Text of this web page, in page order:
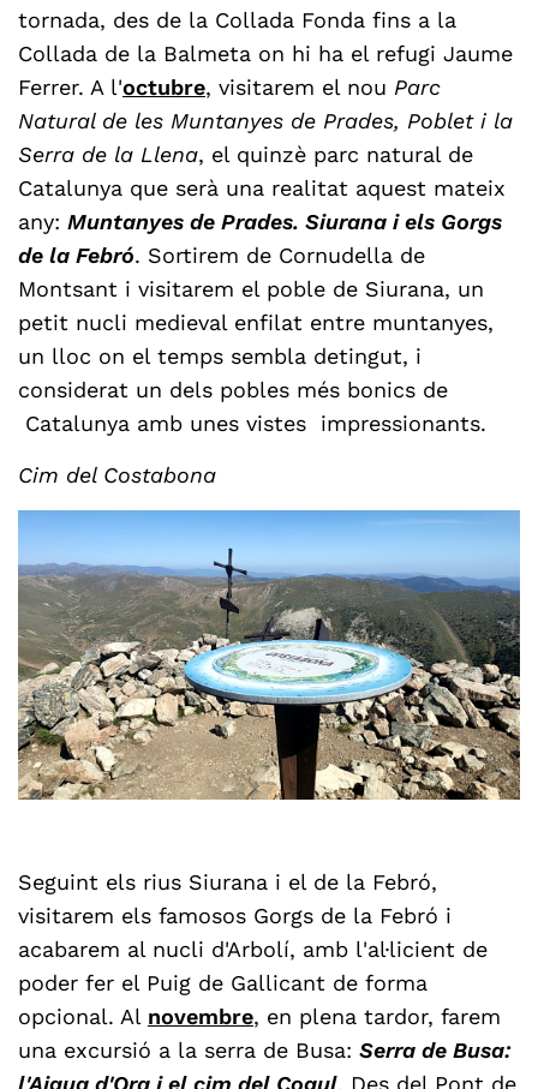
tornada, des de la Collada Fonda fins a la
Collada de la Balmeta on hi ha el refugi Jaume
Ferrer. A l'octubre, visitarem el nou Parc
Natural de les Muntanyes de Prades, Poblet i la
Serra de la Llena, el quinzè parc natural de
Catalunya que serà una realitat aquest mateix
any: Muntanyes de Prades. Siurana i els Gorgs
de la Febró. Sortirem de Cornudella de
Montsant i visitarem el poble de Siurana, un
petit nucli medieval enfilat entre muntanyes,
un lloc on el temps sembla detingut, i
considerat un dels pobles més bonics de
Catalunya amb unes vistes impressionants.
Cim del Costabona
Seguint els rius Siurana i el de la Febró,
visitarem els famosos Gorgs de la Febró i
acabarem al nucli d'Arbolí, amb l'al·licient de
poder fer el Puig de Gallicant de forma
opcional. Al novembre, en plena tardor, farem
una excursió a la serra de Busa: Serra de Busa: